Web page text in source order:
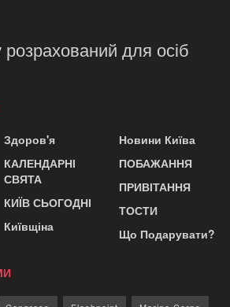
розрахований для осіб
Здоров'я
КАЛЕНДАРНІ
СВЯТА
КИЇВ СЬОГОДНІ
Київщіна
Новини Київа
ПОБАЖАННЯ
ПРИВІТАННЯ
ТОСТИ
Що Подарувати?